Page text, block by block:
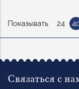
Показывать 24
Связаться с